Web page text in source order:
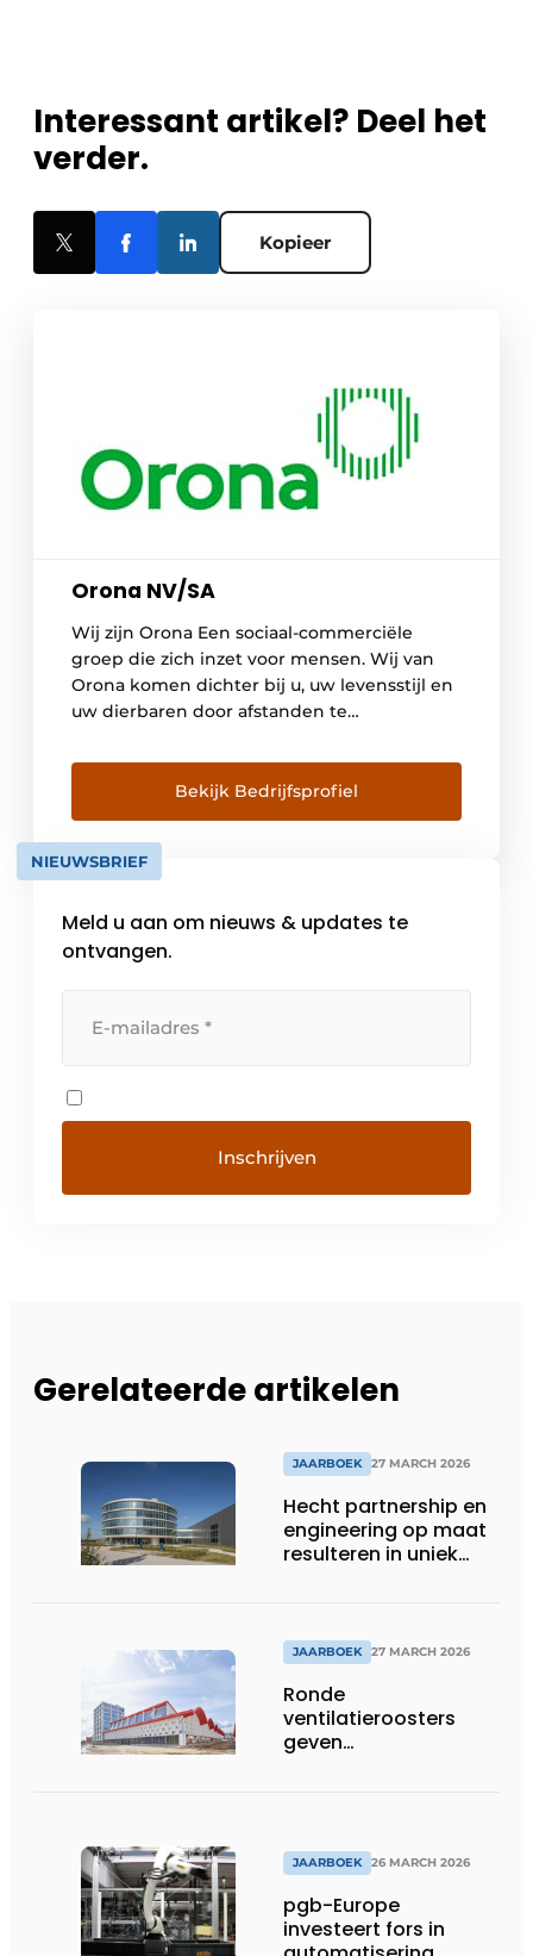
Interessant artikel? Deel het
verder.
Kopieer
Orona NV/SA
Wij zijn Orona Een sociaal-commerciële
groep die zich inzet voor mensen. Wij van
Orona komen dichter bij u, uw levensstijl en
uw dierbaren door afstanden te
alles wat echt belangrijk is binnen
handbereik heeft. We bieden
een onmisbare service die wordt aangepast
aan alle omstandigheden, hoe lastig ze ook
[…]
Bekijk Bedrijfsprofiel
NIEUWSBRIEF
Meld u aan om nieuws & updates te
ontvangen.
Gerelateerde artikelen
JAARBOEK 27 MARCH 2026
Hecht partnership en
engineering op maat
resulteren in uniek
JAARBOEK 27 MARCH 2026
Ronde
ventilatieroosters
geven
JAARBOEK 26 MARCH 2026
pgb-Europe
investeert fors in